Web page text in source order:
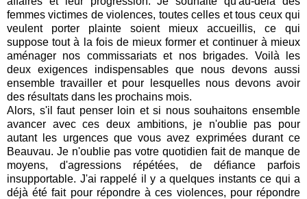
femmes victimes de violences, toutes celles et tous ceux qui
veulent porter plainte soient mieux accueillis, ce qui
suppose tout à la fois de mieux former et continuer à mieux
aménager nos commissariats et nos brigades. Voilà les
deux exigences indispensables que nous devons aussi
ensemble travailler et pour lesquelles nous devons avoir
des résultats dans les prochains mois.
Alors, s'il faut penser loin et si nous souhaitons ensemble
avancer avec ces deux ambitions, je n'oublie pas pour
autant les urgences que vous avez exprimées durant ce
Beauvau. Je n'oublie pas votre quotidien fait de manque de
moyens, d'agressions répétées, de défiance parfois
insupportable. J'ai rappelé il y a quelques instants ce qui a
déjà été fait pour répondre à ces violences, pour répondre